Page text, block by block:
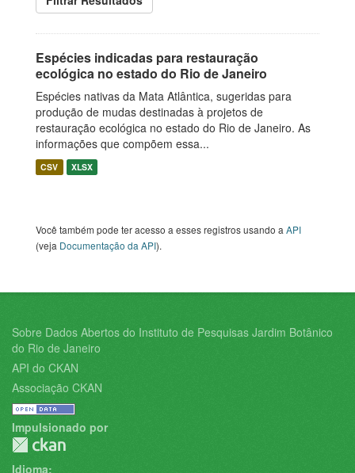
Espécies indicadas para restauração
ecológica no estado do Rio de Janeiro
Espécies nativas da Mata Atlântica, sugeridas para
produção de mudas destinadas à projetos de
restauração ecológica no estado do Rio de Janeiro. As
informações que compõem essa...
CSV XLSX
Você também pode ter acesso a esses registros usando a API
(veja Documentação da API).
Sobre Dados Abertos do Instituto de Pesquisas Jardim Botânico
do Rio de Janeiro
API do CKAN
Associação CKAN
Impulsionado por
Idioma